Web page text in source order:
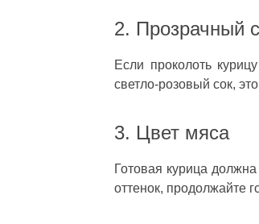
2. Прозрачный
Если проколоть
светло-розовый сок,
3. Цвет мяса
Готовая курица
оттенок, продолжайте